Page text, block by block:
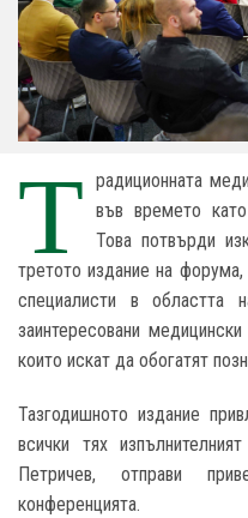
Т радиционната
във времето
Това потвърди
третото издание на
специалисти в областта
заинтересовани
които искат да обогатят
Тазгодишното издание
всички тях
Петричев, отправи
конференцията.